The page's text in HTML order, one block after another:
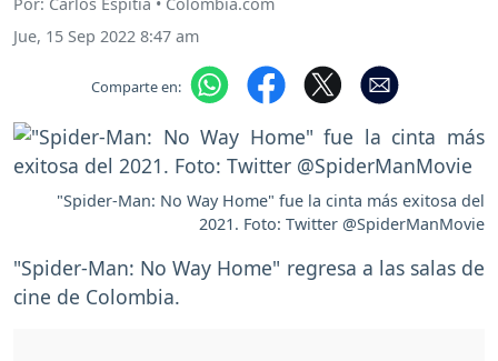
Jue, 15 Sep 2022 8:47 am
Comparte en:
"Spider-Man: No Way Home" fue la cinta más exitosa del
2021. Foto: Twitter @SpiderManMovie
"Spider-Man: No Way Home" regresa a las salas de
cine de Colombia.